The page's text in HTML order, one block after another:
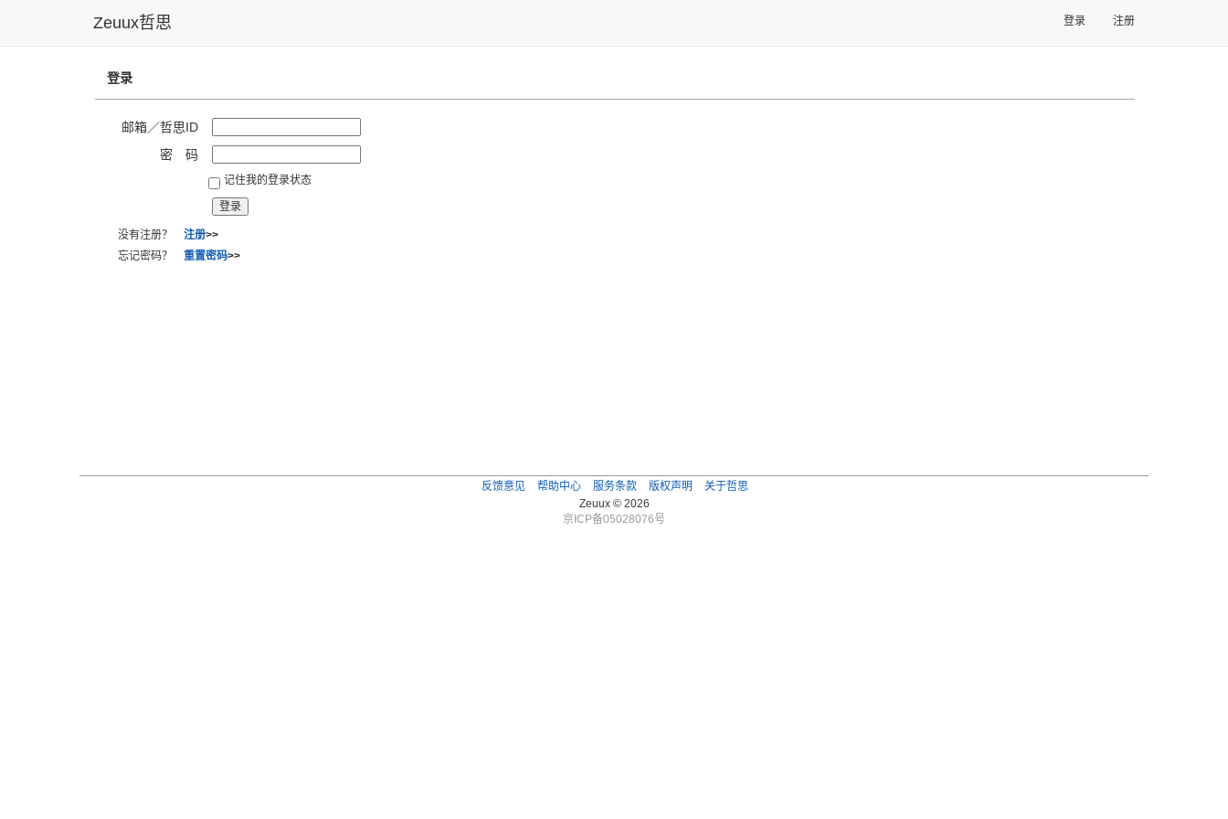
Zeuux哲思 登录 注册
登录
邮箱／哲思ID
密 码
记住我的登录状态
没有注册？ 注册>>
忘记密码？ 重置密码>>
反馈意见 帮助中心 服务条款 版权声明
关于哲思
Zeuux © 2026
京ICP备05028076号